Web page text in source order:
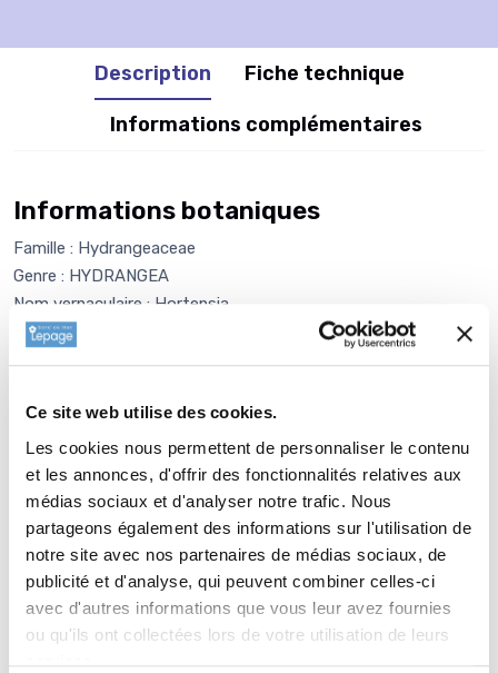
Ce site web utilise des cookies.
Les cookies nous permettent de personnaliser le contenu
et les annonces, d'offrir des fonctionnalités relatives aux
médias sociaux et d'analyser notre trafic. Nous
partageons également des informations sur l'utilisation de
notre site avec nos partenaires de médias sociaux, de
publicité et d'analyse, qui peuvent combiner celles-ci
avec d'autres informations que vous leur avez fournies
ou qu'ils ont collectées lors de votre utilisation de leurs
Description Fiche technique
Informations complémentaires
Informations botaniques
Famille : Hydrangeaceae
Genre : HYDRANGEA
Nom vernaculaire : Hortensia
Complément : 0
macrophylla 'Domotoi'
Bien travailler le sol avant plantation, un peu de compost bien
décomposé ou d'engrais organique, 2 à 3 cm de terre par-
dessus et vous posez l'HYDRANGEA macrophylla 'Domotoi'
non sans avoir défait délicatement le chevelu racinaire sur le
pourtour de la motte (avec une vieille fourchette ça marche
bien). Vous comblez le trou avec le reste de terre, arrosez si
vous plantez en période sèche, puis un peu de paillage sur le
sol à la périphérie pour garder l'humidité, enrichir et équilibrer la